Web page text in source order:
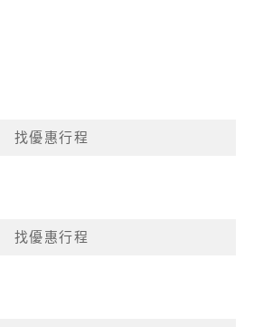
找優惠行程
找優惠行程